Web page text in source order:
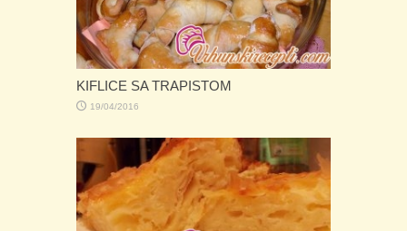
KIFLICE SA TRAPISTOM
19/04/2016